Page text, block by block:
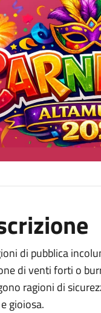
di pubblica
di venti forti o
ragioni di
gioiosa.